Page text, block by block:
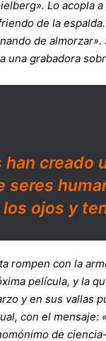
Lo acopla
de la
de
una grabadora
han creado
ojos y
rompen con la
pelícu­la, y la
y en sus vallas
con el mensaje:
de